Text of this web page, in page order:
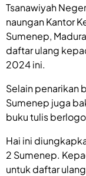
Tsanawiyah
naungan Kantor
Sumenep,
daftar ulang
2024 ini.
Selain penarikan
Sumenep juga
buku tulis
Hai ini
2 Sumenep.
untuk daftar